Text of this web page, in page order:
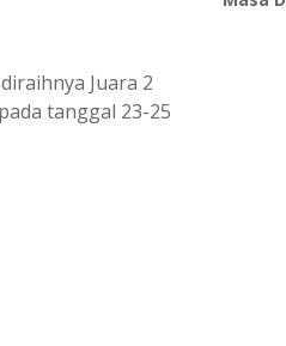
Juara 2
tanggal 23-25